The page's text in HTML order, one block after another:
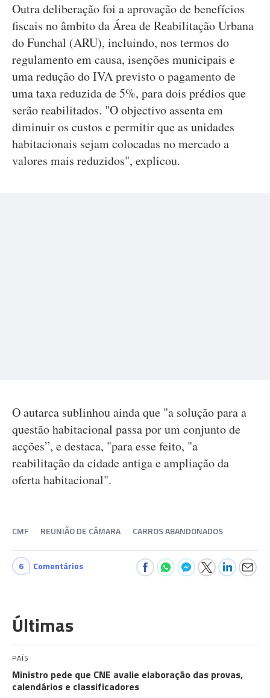
Outra deliberação foi a aprovação de benefícios
fiscais no âmbito da Área de Reabilitação Urbana
do Funchal (ARU), incluindo, nos termos do
regulamento em causa, isenções municipais e
uma redução do IVA previsto o pagamento de
uma taxa reduzida de 5%, para dois prédios que
serão reabilitados. "O objectivo assenta em
diminuir os custos e permitir que as unidades
habitacionais sejam colocadas no mercado a
valores mais reduzidos", explicou.
O autarca sublinhou ainda que "a solução para a
questão habitacional passa por um conjunto de
acções”, e destaca, "para esse feito, "a
reabilitação da cidade antiga e ampliação da
oferta habitacional".
CMF REUNIÃO DE CÂMARA CARROS ABANDONADOS
6 Comentários
Últimas
PAÍS
Ministro pede que CNE avalie elaboração das provas,
calendários e classificadores